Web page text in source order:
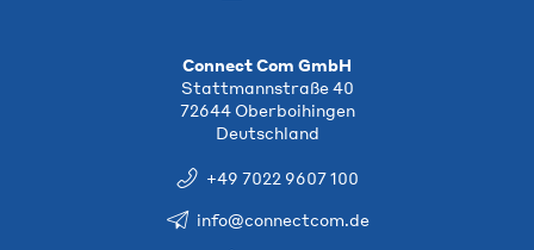
Connect Com GmbH
Stattmannstraße 40
72644 Oberboihingen
Deutschland
+49 7022 9607 100
info@connectcom.de